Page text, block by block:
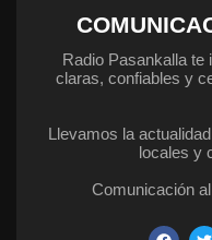
Radio Pasankalla te
claras, confiables y
Llevamos la
locales y
Comunicación